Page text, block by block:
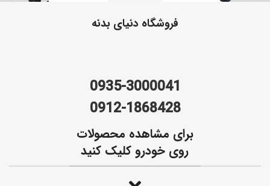
فروشگاه دنیای بدنه
0935-3000041
0912-1868428
برای مشاهده محصولات
روی خودرو کلیک کنید